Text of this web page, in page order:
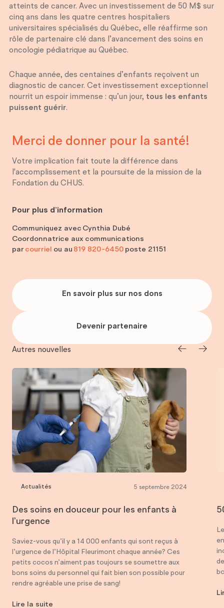
atteints de cancer. Avec un investissement de 50 M$ sur
cinq ans dans les quatre centres hospitaliers
universitaires spécialisés du Québec, elle réaffirme son
rôle de partenaire clé dans l’avancement des soins en
oncologie pédiatrique au Québec.
Chaque année, des centaines d’enfants reçoivent un
diagnostic de cancer. Cet investissement exceptionnel
nourrit un espoir immense : qu’un jour, tous les enfants
puissent guérir.
Merci de donner pour la santé!
Votre implication fait toute la différence dans
l'accomplissement et la poursuite de la mission de la
Fondation du CHUS.
Pour plus d’information
Communiquez avec Cynthia Dubé
Coordonnatrice aux communications
par courriel ou au 819 820-6450 poste 21151
En
savoir
plus
sur
nos
dons
En savoir plus sur nos dons
Devenir
partenaire
Devenir partenaire
Autres nouvelles
Actualités 5 septembre 2024
Des soins en douceur pour les enfants à
l’urgence
Saviez-vous qu’il y a 14 000 enfants qui sont reçus à
l’urgence de l’Hôpital Fleurimont chaque année? Ces
petits cocos n’aiment pas toujours se soumettre aux
bons soins du personnel qui fait bien son possible pour
rendre agréable une prise de sang!
Lire la suite